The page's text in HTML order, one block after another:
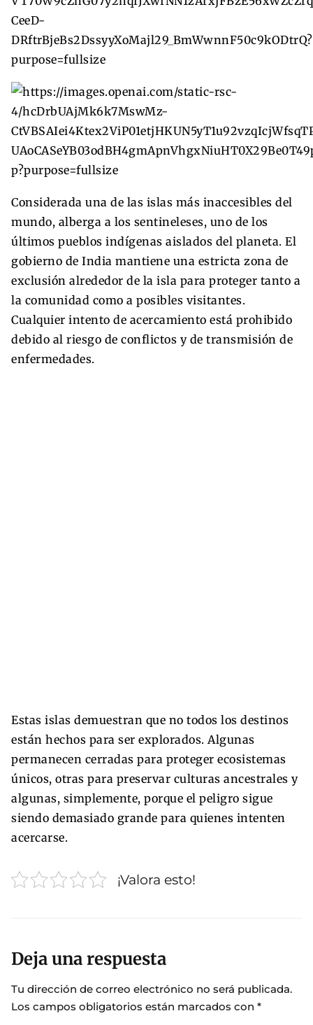
Considerada una de las islas más inaccesibles del
mundo, alberga a los sentineleses, uno de los
últimos pueblos indígenas aislados del planeta. El
gobierno de India mantiene una estricta zona de
exclusión alrededor de la isla para proteger tanto a
la comunidad como a posibles visitantes.
Cualquier intento de acercamiento está prohibido
debido al riesgo de conflictos y de transmisión de
enfermedades.
Estas islas demuestran que no todos los destinos
están hechos para ser explorados. Algunas
permanecen cerradas para proteger ecosistemas
únicos, otras para preservar culturas ancestrales y
algunas, simplemente, porque el peligro sigue
siendo demasiado grande para quienes intenten
acercarse.
¡Valora esto!
Deja una respuesta
Tu dirección de correo electrónico no será publicada.
Los campos obligatorios están marcados con *